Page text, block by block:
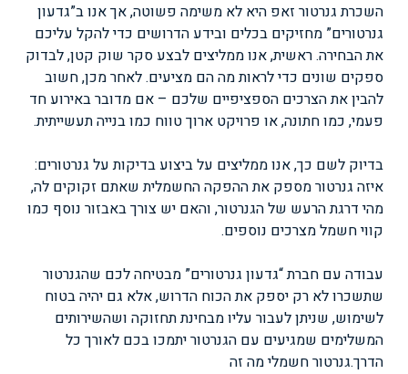
השכרת גנרטור זאפ היא לא משימה פשוטה, אך אנו ב”גדעון
גנרטורים” מחזיקים בכלים ובידע הדרושים כדי להקל עליכם
את הבחירה. ראשית, אנו ממליצים לבצע סקר שוק קטן, לבדוק
ספקים שונים כדי לראות מה הם מציעים. לאחר מכן, חשוב
להבין את הצרכים הספציפיים שלכם – אם מדובר באירוע חד
פעמי, כמו חתונה, או פרויקט ארוך טווח כמו בנייה תעשייתית.
בדיוק לשם כך, אנו ממליצים על ביצוע בדיקות על גנרטורים:
איזה גנרטור מספק את ההפקה החשמלית שאתם זקוקים לה,
מהי דרגת הרעש של הגנרטור, והאם יש צורך באבזור נוסף כמו
קווי חשמל מצרכים נוספים.
עבודה עם חברת “גדעון גנרטורים” מבטיחה לכם שהגנרטור
שתשכרו לא רק יספק את הכוח הדרוש, אלא גם יהיה בטוח
לשימוש, שניתן לעבור עליו מבחינת תחזוקה ושהשירותים
המשלימים שמגיעים עם הגנרטור יתמכו בכם לאורך כל
הדרך.גנרטור חשמלי מה זה